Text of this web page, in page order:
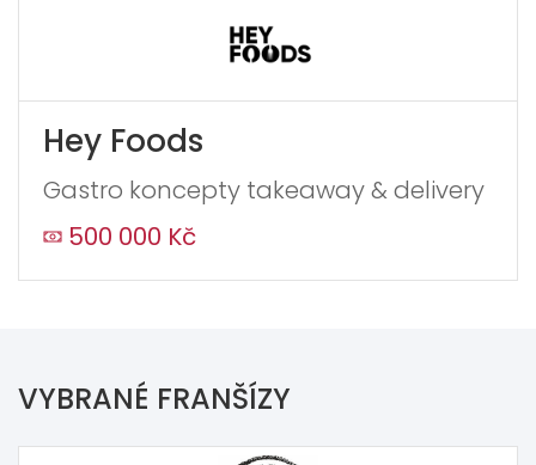
Hey Foods
Gastro koncepty takeaway & delivery
500 000 Kč
VYBRANÉ FRANŠÍZY